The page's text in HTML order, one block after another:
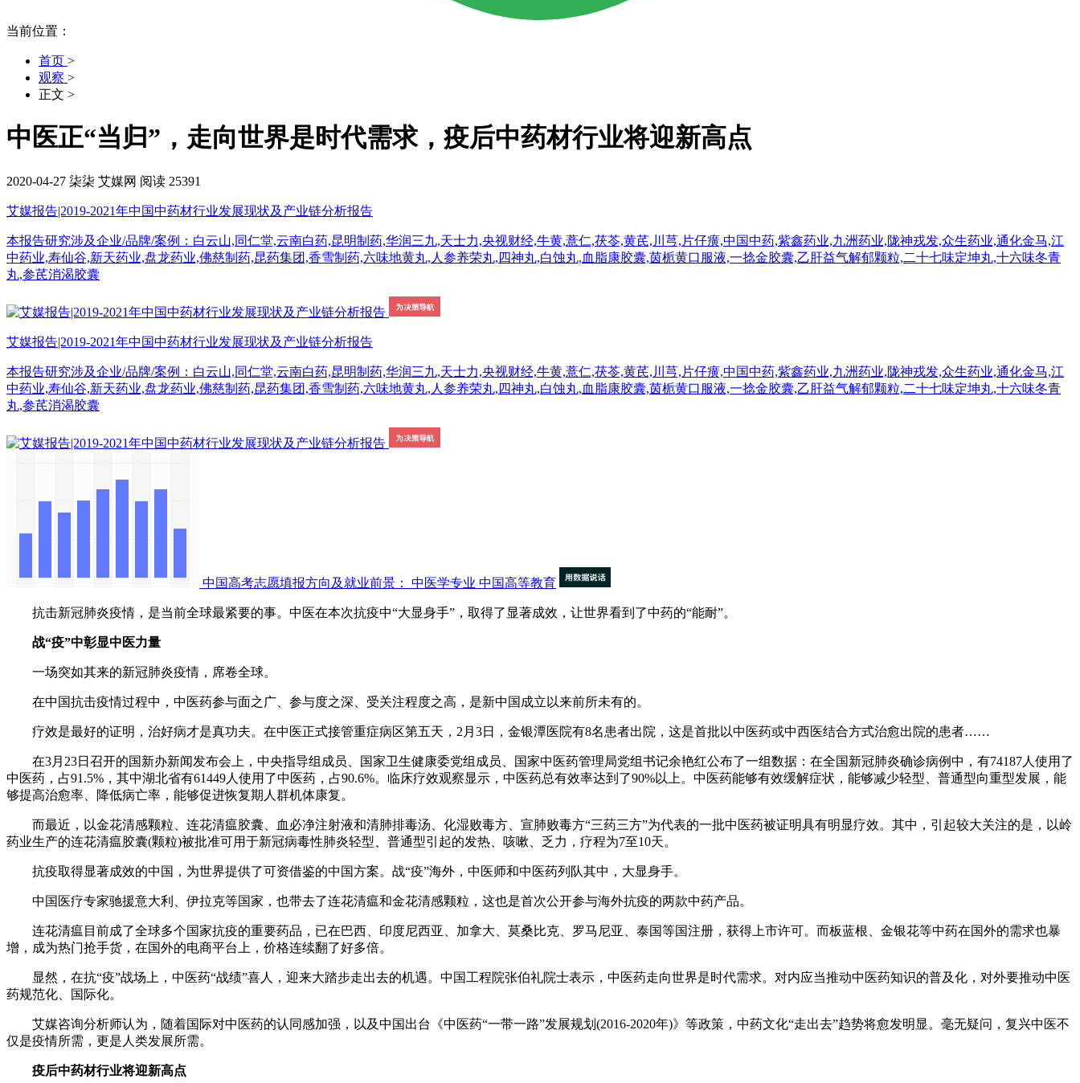
当前位置：
首页 >
观察 >
正文 >
中医正“当归”，走向世界是时代需求，疫后中药材行业将迎新高点
2020-04-27 柒柒 艾媒网 阅读 25391
艾媒报告|2019-2021年中国中药材行业发展现状及产业链分析报告
本报告研究涉及企业/品牌/案例：白云山,同仁堂,云南白药,昆明制药,华润三九,天士力,央视财经,牛黄,薏仁,茯苓,黄芪,川芎,片仔癀,中国中药,紫鑫药业,九洲药业,陇神戎发,众生药业,通化金马,江
中药业,寿仙谷,新天药业,盘龙药业,佛慈制药,昆药集团,香雪制药,六味地黄丸,人参养荣丸,四神丸,白蚀丸,血脂康胶囊,茵栀黄口服液,一捻金胶囊,乙肝益气解郁颗粒,二十七味定坤丸,十六味冬青
丸,参芪消渴胶囊
艾媒报告|2019-2021年中国中药材行业发展现状及产业链分析报告
本报告研究涉及企业/品牌/案例：白云山,同仁堂,云南白药,昆明制药,华润三九,天士力,央视财经,牛黄,薏仁,茯苓,黄芪,川芎,片仔癀,中国中药,紫鑫药业,九洲药业,陇神戎发,众生药业,通化金马,江
中药业,寿仙谷,新天药业,盘龙药业,佛慈制药,昆药集团,香雪制药,六味地黄丸,人参养荣丸,四神丸,白蚀丸,血脂康胶囊,茵栀黄口服液,一捻金胶囊,乙肝益气解郁颗粒,二十七味定坤丸,十六味冬青
丸,参芪消渴胶囊
中国高考志愿填报方向及就业前景： 中医学专业 中国高等教育
抗击新冠肺炎疫情，是当前全球最紧要的事。中医在本次抗疫中“大显身手”，取得了显著成效，让世界看到了中药的“能耐”。
战“疫”中彰显中医力量
一场突如其来的新冠肺炎疫情，席卷全球。
在中国抗击疫情过程中，中医药参与面之广、参与度之深、受关注程度之高，是新中国成立以来前所未有的。
疗效是最好的证明，治好病才是真功夫。在中医正式接管重症病区第五天，2月3日，金银潭医院有8名患者出院，这是首批以中医药或中西医结合方式治愈出院的患者……
在3月23日召开的国新办新闻发布会上，中央指导组成员、国家卫生健康委党组成员、国家中医药管理局党组书记余艳红公布了一组数据：在全国新冠肺炎确诊病例中，有74187人使用了
中医药，占91.5%，其中湖北省有61449人使用了中医药，占90.6%。临床疗效观察显示，中医药总有效率达到了90%以上。中医药能够有效缓解症状，能够减少轻型、普通型向重型发展，能
够提高治愈率、降低病亡率，能够促进恢复期人群机体康复。
而最近，以金花清感颗粒、连花清瘟胶囊、血必净注射液和清肺排毒汤、化湿败毒方、宣肺败毒方“三药三方”为代表的一批中医药被证明具有明显疗效。其中，引起较大关注的是，以岭
药业生产的连花清瘟胶囊(颗粒)被批准可用于新冠病毒性肺炎轻型、普通型引起的发热、咳嗽、乏力，疗程为7至10天。
抗疫取得显著成效的中国，为世界提供了可资借鉴的中国方案。战“疫”海外，中医师和中医药列队其中，大显身手。
中国医疗专家驰援意大利、伊拉克等国家，也带去了连花清瘟和金花清感颗粒，这也是首次公开参与海外抗疫的两款中药产品。
连花清瘟目前成了全球多个国家抗疫的重要药品，已在巴西、印度尼西亚、加拿大、莫桑比克、罗马尼亚、泰国等国注册，获得上市许可。而板蓝根、金银花等中药在国外的需求也暴
增，成为热门抢手货，在国外的电商平台上，价格连续翻了好多倍。
显然，在抗“疫”战场上，中医药“战绩”喜人，迎来大踏步走出去的机遇。中国工程院张伯礼院士表示，中医药走向世界是时代需求。对内应当推动中医药知识的普及化，对外要推动中医
药规范化、国际化。
艾媒咨询分析师认为，随着国际对中医药的认同感加强，以及中国出台《中医药“一带一路”发展规划(2016-2020年)》等政策，中药文化“走出去”趋势将愈发明显。毫无疑问，复兴中医不
仅是疫情所需，更是人类发展所需。
疫后中药材行业将迎新高点